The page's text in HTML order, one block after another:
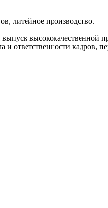
литейное производство.
выпуск
ответственности кадров,